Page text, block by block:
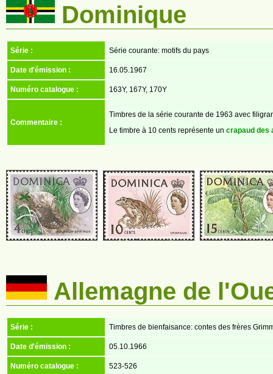
Dominique
Série : Série courante: motifs du pays
Date d'émission : 16.05.1967
Numéro catalogue : 163Y, 167Y, 170Y
Commentaire :
Timbres de la série courante de 1963 avec
Le timbre à 10 cents représente un crapaud des
Allemagne de
Série : Timbres de bienfaisance: contes des frères
Date d'émission : 05.10.1966
Numéro catalogue : 523-526